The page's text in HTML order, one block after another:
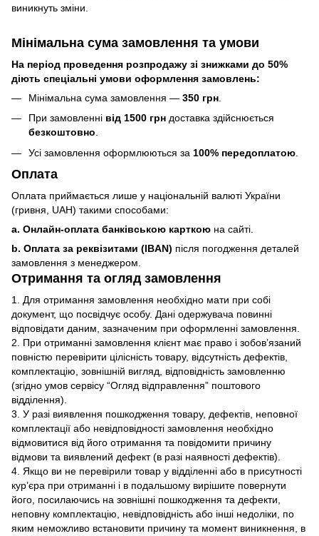
виникнуть зміни.
Мінімальна сума замовлення та умови
На період проведення розпродажу зі знижками до 50%
діють спеціальні умови оформлення замовлень:
Мінімальна сума замовлення — 350 грн
При замовленні від 1500 грн доставка здійснюється
безкоштовно.
Усі замовлення оформлюються за 100% передоплатою
Оплата
Оплата приймається лише у національній валюті України
(гривня, UAH) такими способами:
a. Онлайн-оплата банківською карткою на сайті.
b. Оплата за реквізитами (IBAN) після погодження деталей
замовлення з менеджером.
Отримання та огляд замовлення
1. Для отримання замовлення необхідно мати при собі
документ, що посвідчує особу. Дані одержувача повинні
відповідати даним, зазначеним при оформленні замовлення.
2. При отриманні замовлення клієнт має право і зобов’язаний
повністю перевірити цілісність товару, відсутність дефектів,
комплектацію, зовнішній вигляд, відповідність замовленню
(згідно умов сервісу “Огляд відправлення” поштового
відділення).
3. У разі виявлення пошкодження товару, дефектів, неповної
комплектації або невідповідності замовлення необхідно
відмовитися від його отримання та повідомити причину
відмови та виявлений дефект (в разі наявності дефектів).
4. Якщо ви не перевірили товар у відділенні або в присутності
кур’єра при отриманні і в подальшому вирішите повернути
його, посилаючись на зовнішні пошкодження та дефекти,
неповну комплектацію, невідповідність або інші недоліки, по
яким неможливо встановити причину та момент виникнення, в